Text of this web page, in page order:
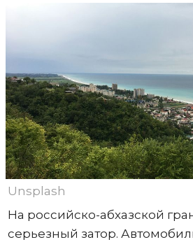
Unsplash
На российско-абхазской
серьезный затор.